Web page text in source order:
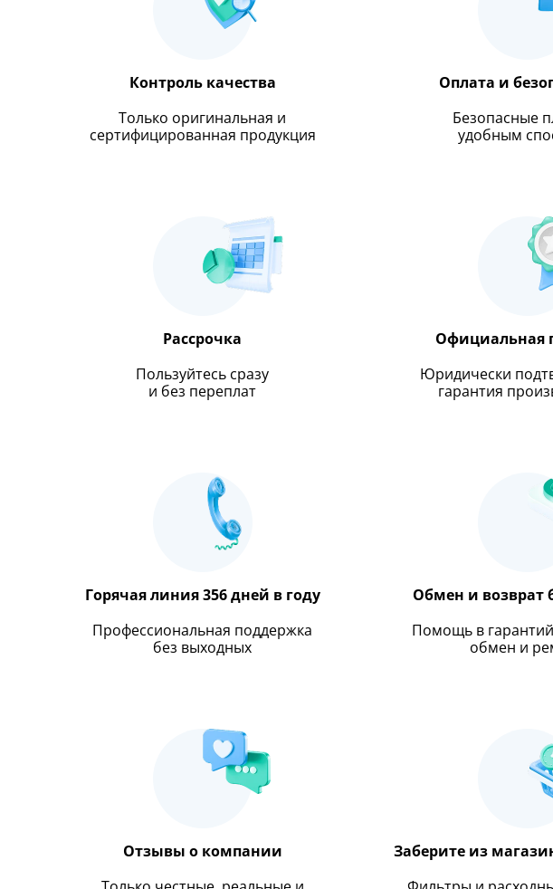
Контроль качества
Только оригинальная и
сертифицированная продукция
Оплата и
Безопасные
удобным
Рассрочка
Пользуйтесь сразу
и без переплат
Официальная
Юридически
гарантия
Горячая линия 356 дней в году
Профессиональная поддержка
без выходных
Обмен и возврат
Помощь в
обмен и
Отзывы о компании Заберите из